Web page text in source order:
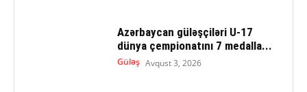
Azərbaycan güləşçiləri U-17
dünya çempionatını 7 medalla...
Güləş Avqust 3, 2026